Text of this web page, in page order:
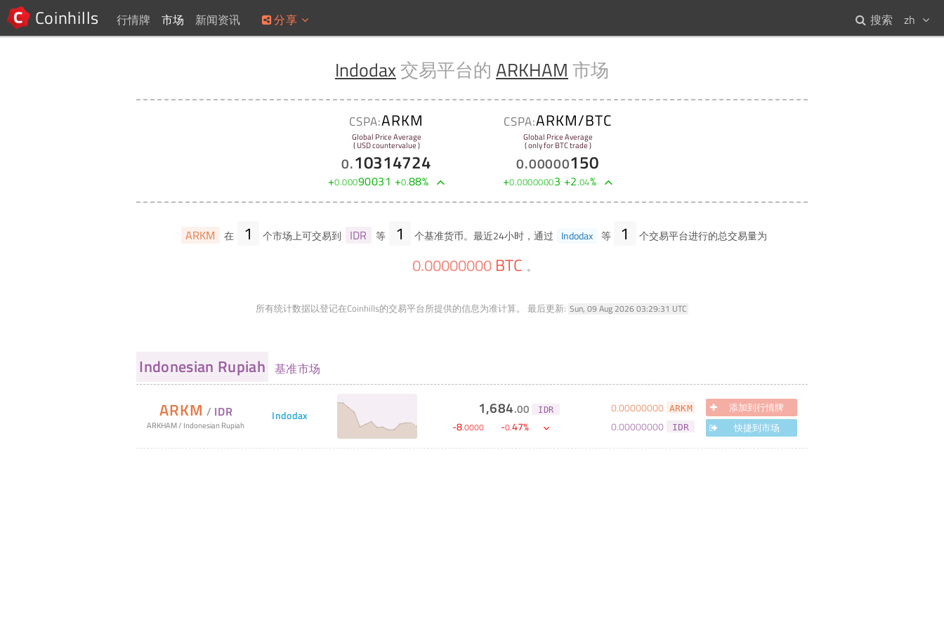
Coinhills 行情牌 市场 新闻资讯 分享 zh
搜索
Indodax 交易平台的 ARKHAM 市场
CSPA:ARKM
Global Price Average
( USD countervalue )
0.10314724
+0.00090031 +0.88%
CSPA:ARKM/BTC
Global Price Average
( only for BTC trade )
0.00000150
+0.00000003 +2.04%
ARKM 在 1 个市场上可交易到 IDR 等 1 个基准货币。最近24小时，通过 Indodax 等 1 个交易平台进行的总交易量为
0.00000000 BTC 。
所有统计数据以登记在Coinhills的交易平台所提供的信息为准计算。 最后更新: Sun, 09 Aug 2026 03:29:31 UTC
Indonesian Rupiah 基准市场
ARKM / IDR
ARKHAM/ Indonesian Rupiah
Indodax 1,684.00 IDR
-8.0000 -0.47%
0.00000000 ARKM
0.00000000 IDR
添加到行情牌
快捷到市场